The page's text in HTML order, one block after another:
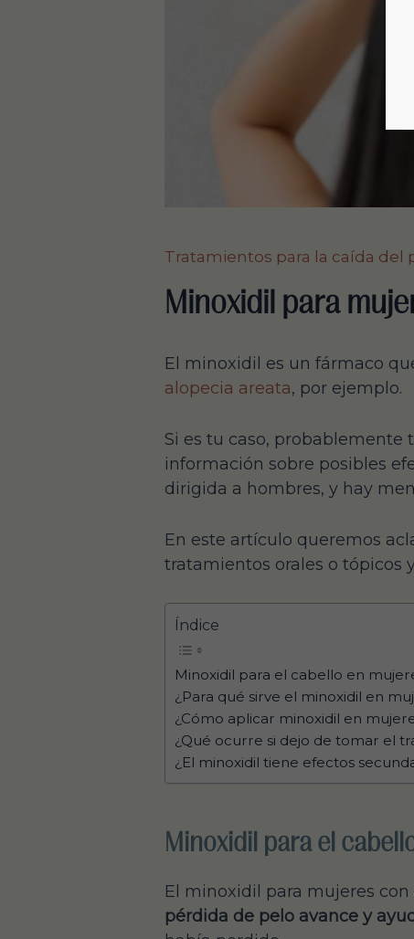
Tratamientos para la caída del
Minoxidil para
El minoxidil es un fármaco
alopecia areata, por ejemplo.
Si es tu caso, probablemente
información sobre posibles
dirigida a hombres, y hay
En este artículo queremos
tratamientos orales o tópicos
Índice
Minoxidil para el cabello en
¿Para qué sirve el minoxidil en
¿Cómo aplicar minoxidil en
¿Qué ocurre si dejo de tomar el
¿El minoxidil tiene efectos
Minoxidil para el
El minoxidil para mujeres
pérdida de pelo avance y